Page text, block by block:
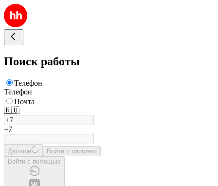
Поиск работы
Телефон
Телефон
Почта
🇷🇺
+7
Дальше
Войти с паролем
Войти с помощью